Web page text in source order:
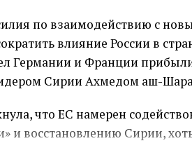
рассматривают санкции
которую они признали
демонстрирует более
что ему известно о
в ближайшем будущем.
по взаимодействию с
влияние России в
Германии и Франции
Сирии Ахмедом аш-
что ЕС намерен
и восстановлению Сирии,